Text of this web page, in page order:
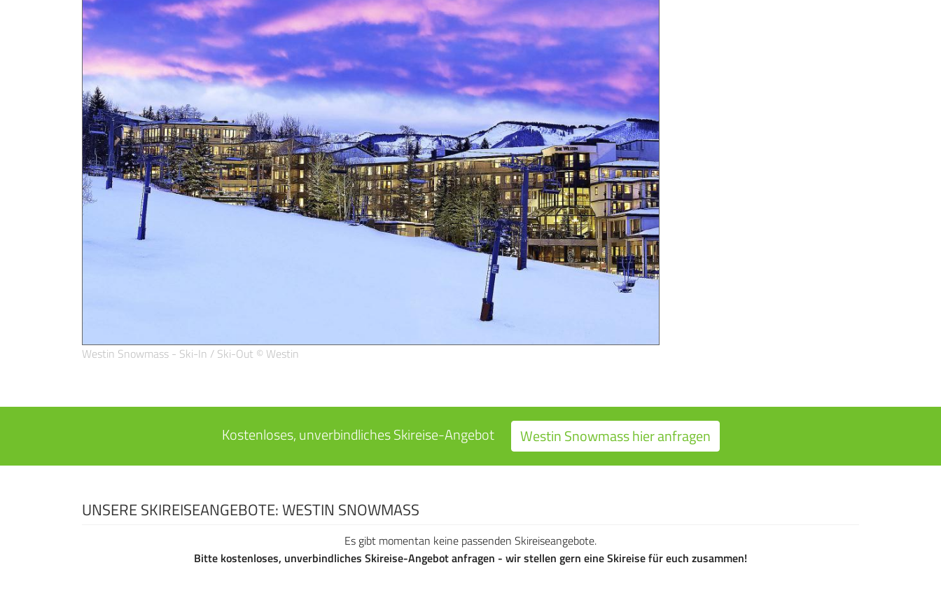
Westin Snowmass - Ski-In / Ski-Out © Westin
Kostenloses, unverbindliches Skireise-Angebot Westin Snowmass hier anfragen
UNSERE SKIREISEANGEBOTE: WESTIN SNOWMASS
Es gibt momentan keine passenden Skireiseangebote.
Bitte kostenloses, unverbindliches Skireise-Angebot anfragen - wir stellen gern eine Skireise für euch zusammen!